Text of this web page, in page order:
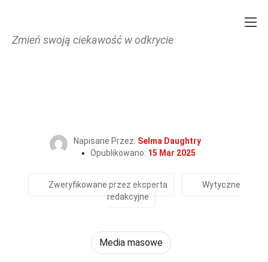
Zmień swoją ciekawość w odkrycie
Napisane Przez: Selma Daughtry
Opublikowano: 15 Mar 2025
Zweryfikowane przez eksperta
Wytyczne
redakcyjne
Media masowe